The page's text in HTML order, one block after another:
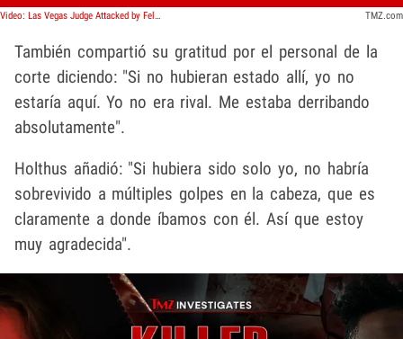
Video: Las Vegas Judge Attacked by Felon During Court Sentencing | TMZ Live TMZ.com
También compartió su gratitud por el personal de la
corte diciendo: "Si no hubieran estado allí, yo no
estaría aquí. Yo no era rival. Me estaba derribando
absolutamente".
Holthus añadió: "Si hubiera sido solo yo, no habría
sobrevivido a múltiples golpes en la cabeza, que es
claramente a donde íbamos con él. Así que estoy
muy agradecida".